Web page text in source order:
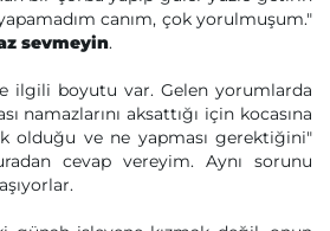
canım, çok yorulmuşum."
sevmeyin.
ilgili boyutu var. Gelen yorumlarda
namazlarını aksattığı için kocasına
olduğu ve ne yapması gerektiğini"
cevap vereyim. Aynı sorunu